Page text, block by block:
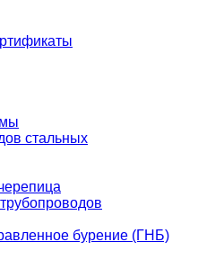
стальных
бурение (ГНБ)